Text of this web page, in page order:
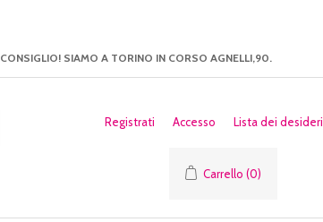
SIAMO A TORINO IN CORSO AGNELLI,90.
Registrati Accesso Lista dei desideri
Carrello (0)